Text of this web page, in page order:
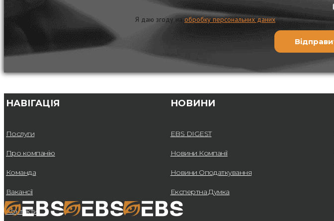
Я даю згоду наобробку персональних даних
НАВІГАЦІЯ
Послуги
Про компанію
Команда
Вакансії
Контакти
НОВИНИ
EBS DIGEST
Новини Компанії
Новини Оподаткування
Експертна Думка